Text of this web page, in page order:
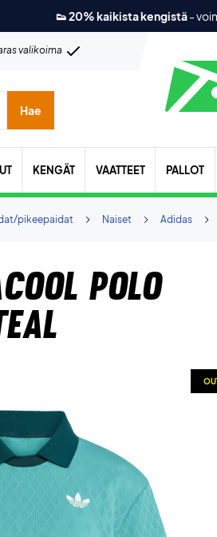
👟 20% kaikista kengistä-
valikoima
Hae
KENGÄT VAATTEET PALLOT
Adidas
Naiset
pikeepaidat
Polo